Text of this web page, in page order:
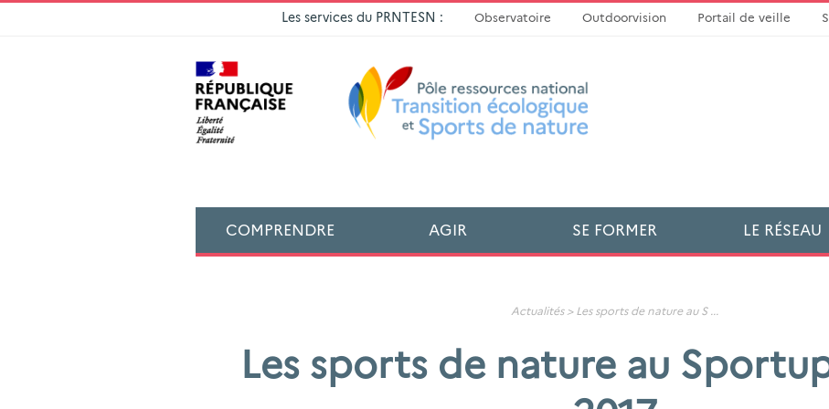
Les services du PRNTESN : Observatoire Outdoorvision Portail de veille
COMPRENDRE AGIR SE FORMER LE RÉSEAU
Actualités> Les sports de nature au S...
Les sports de nature au